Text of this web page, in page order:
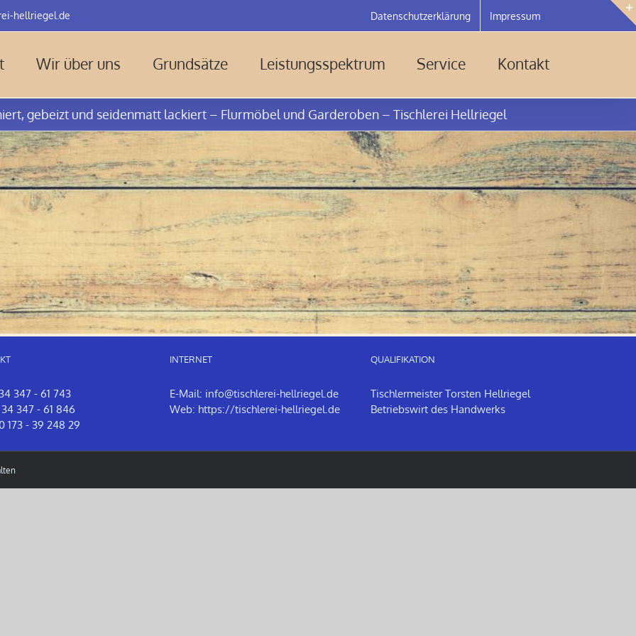
hellriegel.de Datenschutzerklärung Impressum
Wir über uns Grundsätze Leistungsspektrum Service Kontakt
gebeizt und seidenmatt lackiert – Flurmöbel und Garderoben – Tischlerei Hellriegel
347 - 61 743
347 - 61 846
173 - 39 248 29
INTERNET
E-Mail: info@tischlerei-hellriegel.de
Web: https://tischlerei-hellriegel.de
QUALIFIKATION
Tischlermeister Torsten Hellriegel
Betriebswirt des Handwerks